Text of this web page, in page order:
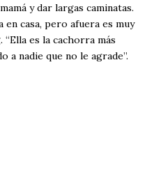
y dar largas caminatas.
en casa, pero afuera es muy
es la cachorra más
a nadie que no le agrade”.